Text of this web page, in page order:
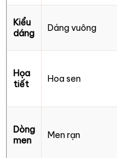
Kiểu
dáng
Dáng vuông
Họa
tiết
Hoa sen
Dòng
men
Men rạn